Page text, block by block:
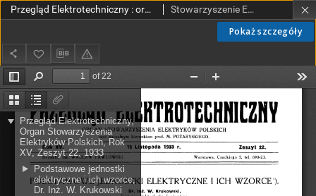
Pokaż szczegóły
Przegląd Elektrotechniczny : organ Stowarzyszenia Elektrotechników Polskich R. XV z. 22 (1933) Stowarzyszenie Elektrotechników Polskich.